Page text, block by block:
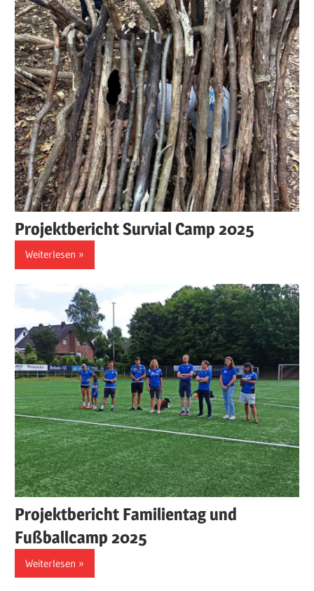
Projektbericht Survial Camp 2025
Weiterlesen
Projektbericht Familientag und
Fußballcamp 2025
Weiterlesen